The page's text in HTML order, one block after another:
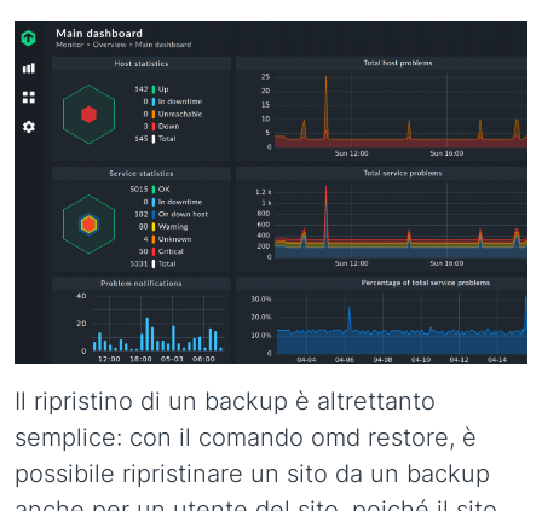
Il ripristino di un backup è altrettanto
semplice: con il comando omd restore, è
possibile ripristinare un sito da un backup